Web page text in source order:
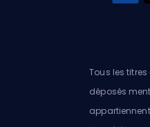
Tous les
déposés